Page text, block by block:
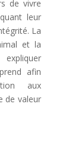
de vivre
leur
La
et la
afin
aux
de valeur